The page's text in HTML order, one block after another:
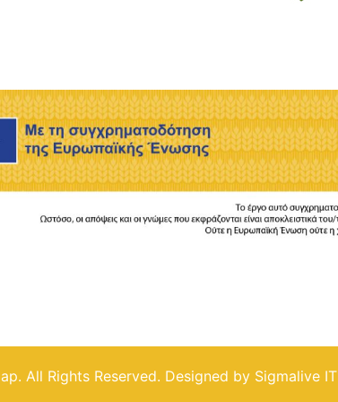
All Rights Reserved. Designed by Sigmalive IT